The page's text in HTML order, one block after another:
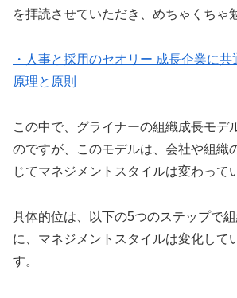
を拝読させていただき、めちゃくちゃ
・人事と採用のセオリー 成長企業に
原理と原則
この中で、グライナーの組織成長モデ
のですが、このモデルは、会社や組織
じてマネジメントスタイルは変わって
具体的位は、以下の5つのステップで
に、マネジメントスタイルは変化して
す。